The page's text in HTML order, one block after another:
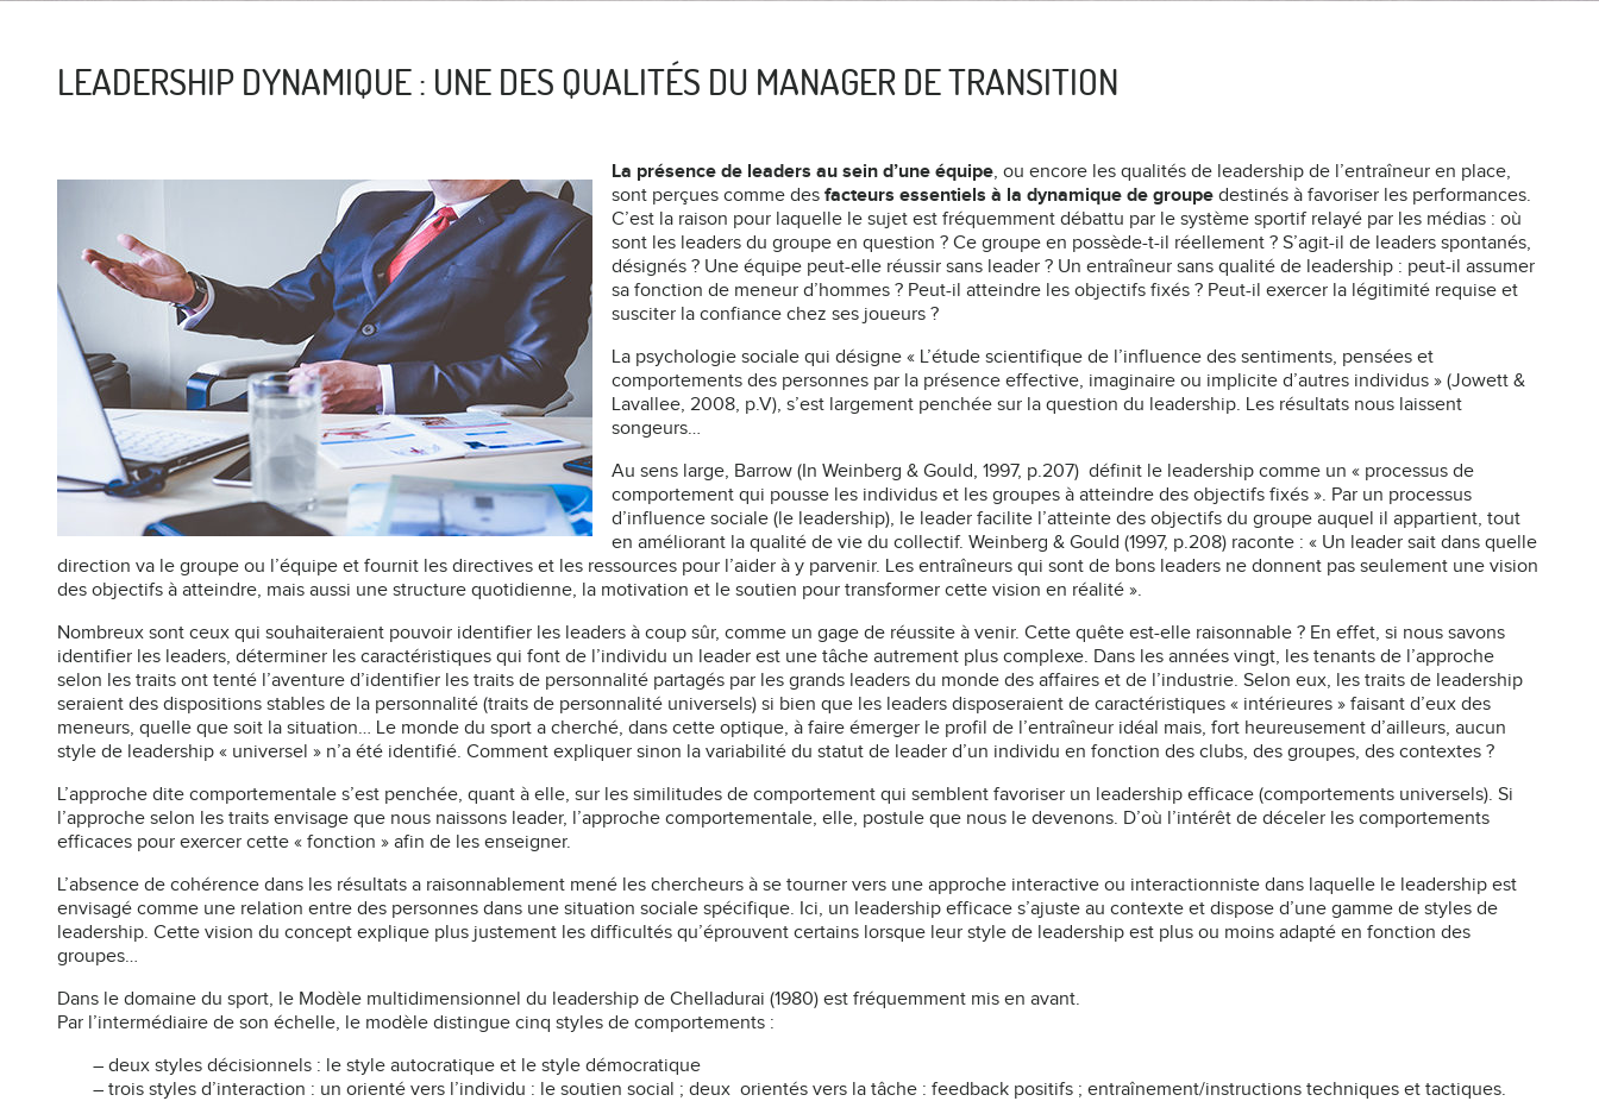
LEADERSHIP DYNAMIQUE : UNE DES QUALITÉS DU MANAGER DE TRANSITION
La présence de leaders au sein d’une équipe, ou encore les qualités de leadership de l’entraîneur en place,
sont perçues comme des facteurs essentiels à la dynamique de groupe destinés à favoriser les performances.
C’est la raison pour laquelle le sujet est fréquemment débattu par le système sportif relayé par les médias : où
sont les leaders du groupe en question ? Ce groupe en possède-t-il réellement ? S’agit-il de leaders spontanés,
désignés ? Une équipe peut-elle réussir sans leader ? Un entraîneur sans qualité de leadership : peut-il assumer
sa fonction de meneur d’hommes ? Peut-il atteindre les objectifs fixés ? Peut-il exercer la légitimité requise et
susciter la confiance chez ses joueurs ?
La psychologie sociale qui désigne « L’étude scientifique de l’influence des sentiments, pensées et
comportements des personnes par la présence effective, imaginaire ou implicite d’autres individus » (Jowett &
Lavallee, 2008, p.V), s’est largement penchée sur la question du leadership. Les résultats nous laissent
songeurs…
Au sens large, Barrow (In Weinberg & Gould, 1997, p.207) définit le leadership comme un « processus de
comportement qui pousse les individus et les groupes à atteindre des objectifs fixés ». Par un processus
d’influence sociale (le leadership), le leader facilite l’atteinte des objectifs du groupe auquel il appartient, tout
en améliorant la qualité de vie du collectif. Weinberg & Gould (1997, p.208) raconte : « Un leader sait dans quelle
direction va le groupe ou l’équipe et fournit les directives et les ressources pour l’aider à y parvenir. Les entraîneurs qui sont de bons leaders ne donnent pas seulement une vision
des objectifs à atteindre, mais aussi une structure quotidienne, la motivation et le soutien pour transformer cette vision en réalité ».
Nombreux sont ceux qui souhaiteraient pouvoir identifier les leaders à coup sûr, comme un gage de réussite à venir. Cette quête est-elle raisonnable ? En effet, si nous savons
identifier les leaders, déterminer les caractéristiques qui font de l’individu un leader est une tâche autrement plus complexe. Dans les années vingt, les tenants de l’approche
selon les traits ont tenté l’aventure d’identifier les traits de personnalité partagés par les grands leaders du monde des affaires et de l’industrie. Selon eux, les traits de leadership
seraient des dispositions stables de la personnalité (traits de personnalité universels) si bien que les leaders disposeraient de caractéristiques « intérieures » faisant d’eux des
meneurs, quelle que soit la situation… Le monde du sport a cherché, dans cette optique, à faire émerger le profil de l’entraîneur idéal mais, fort heureusement d’ailleurs, aucun
style de leadership « universel » n’a été identifié. Comment expliquer sinon la variabilité du statut de leader d’un individu en fonction des clubs, des groupes, des contextes ?
L’approche dite comportementale s’est penchée, quant à elle, sur les similitudes de comportement qui semblent favoriser un leadership efficace (comportements universels). Si
l’approche selon les traits envisage que nous naissons leader, l’approche comportementale, elle, postule que nous le devenons. D’où l’intérêt de déceler les comportements
efficaces pour exercer cette « fonction » afin de les enseigner.
L’absence de cohérence dans les résultats a raisonnablement mené les chercheurs à se tourner vers une approche interactive ou interactionniste dans laquelle le leadership est
envisagé comme une relation entre des personnes dans une situation sociale spécifique. Ici, un leadership efficace s’ajuste au contexte et dispose d’une gamme de styles de
leadership. Cette vision du concept explique plus justement les difficultés qu’éprouvent certains lorsque leur style de leadership est plus ou moins adapté en fonction des
groupes…
Dans le domaine du sport, le Modèle multidimensionnel du leadership de Chelladurai (1980) est fréquemment mis en avant.
Par l’intermédiaire de son échelle, le modèle distingue cinq styles de comportements :
– deux styles décisionnels : le style autocratique et le style démocratique
– trois styles d’interaction : un orienté vers l’individu : le soutien social ; deux orientés vers la tâche : feedback positifs ; entraînement/instructions techniques et tactiques.